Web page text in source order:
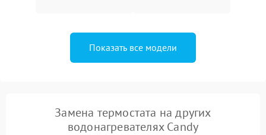
Показать все модели
Замена термостата на других
водонагревателях Candy